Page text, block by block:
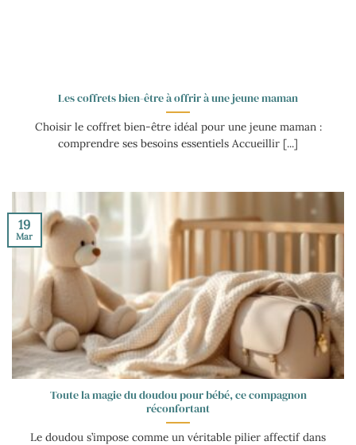
Les coffrets bien-être à offrir à une jeune maman
Choisir le coffret bien-être idéal pour une jeune maman :
comprendre ses besoins essentiels Accueillir [...]
Toute la magie du doudou pour bébé, ce compagnon
réconfortant
Le doudou s’impose comme un véritable pilier affectif dans
19
Mar